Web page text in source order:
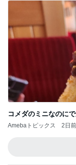
コメダのミニなのに
Amebaトピックス 2日前